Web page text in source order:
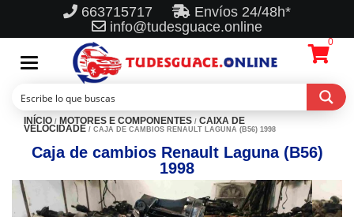
663715717
Envíos 24/48h*
info@tudesguace.online
Toggle
navigation
0
INÍCIO / MOTORES E COMPONENTES / CAIXA DE
VELOCIDADE / CAJA DE CAMBIOS RENAULT LAGUNA (B56) 1998
Caja de cambios Renault Laguna (B56)
1998